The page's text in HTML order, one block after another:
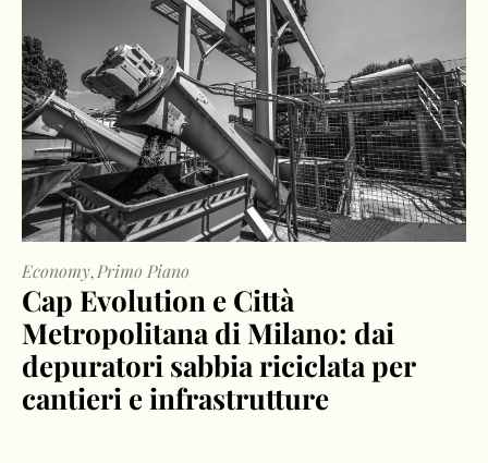
Cap Evolution e Città
Metropolitana di Milano: dai
depuratori sabbia riciclata per
cantieri e infrastrutture
Economy, Primo Piano